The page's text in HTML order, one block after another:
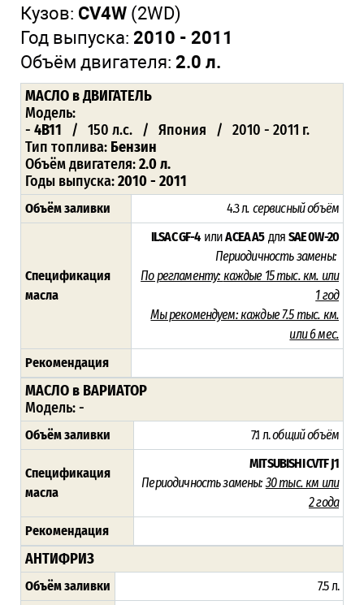
Кузов: CV4W (2WD)
Год выпуска: 2010 - 2011
Объём двигателя: 2.0 л.
МАСЛО в ДВИГАТЕЛЬ
Модель:
- 4B11 / 150 л.с. / Япония / 2010 - 2011 г.
Тип топлива: Бензин
Объём двигателя:2.0 л.
Годы выпуска:2010 - 2011
Объём заливки 4.3 л. сервисный объём
Спецификация
масла
ILSAC GF-4 илиACEA A5 для SAE 0W-20
Периодичность замены:
По регламенту: каждые 15 тыс. км. или
1 год
Мы рекомендуем:каждые 7.5 тыс. км.
или 6 мес.
Рекомендация
МАСЛО в ВАРИАТОР
Модель: -
Объём заливки 7.1 л.общий объём
Спецификация
масла
MITSUBISHI CVTF J1
Периодичность замены:30 тыс. км или
2 года
Рекомендация
АНТИФРИЗ
Объём заливки 7.5 л.